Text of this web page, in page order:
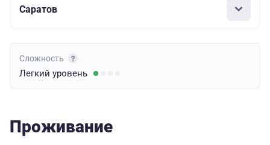
Саратов
Сложность
Легкий уровень
Проживание